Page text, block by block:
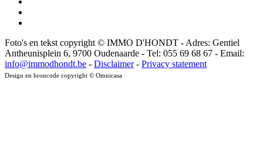
Foto's en tekst copyright © IMMO D'HONDT - Adres: Gentiel
Antheunisplein 6, 9700 Oudenaarde - Tel: 055 69 68 67 - Email:
info@immodhondt.be - Disclaimer- Privacy statement
Design en broncode copyright © Omnicasa